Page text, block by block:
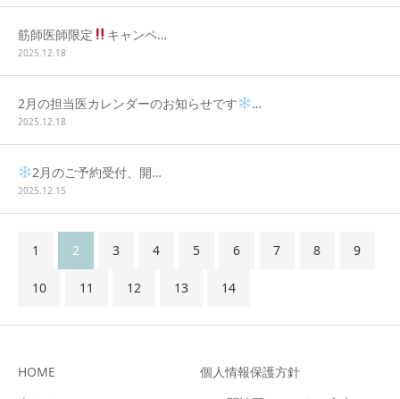
筋師医師限定 キャンペ…
2025.12.18
2月の担当医カレンダーのお知らせです …
2025.12.18
2月のご予約受付、開…
2025.12.15
1 2 3 4 5 6 7 8 9
10 11 12 13 14
HOME
個人情報保護方針